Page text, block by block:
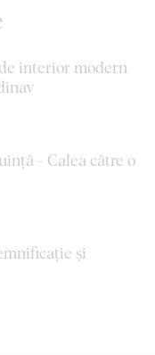
interior modern
- Calea către o
și